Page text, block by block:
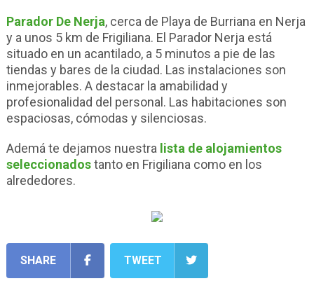
Parador De Nerja, cerca de Playa de Burriana en Nerja
y a unos 5 km de Frigiliana. El Parador Nerja está
situado en un acantilado, a 5 minutos a pie de las
tiendas y bares de la ciudad. Las instalaciones son
inmejorables. A destacar la amabilidad y
profesionalidad del personal. Las habitaciones son
espaciosas, cómodas y silenciosas.
Ademá te dejamos nuestra lista de alojamientos
seleccionadostanto en Frigiliana como en los
alrededores.
SHARE TWEET